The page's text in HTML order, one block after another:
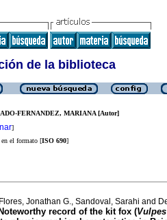
de la biblioteca
FERNANDEZ, MARIANA [Autor]
]
el formato [ISO 690]
Jonathan G., Sandoval, Sarahi and
Noteworthy record of the kit fox (